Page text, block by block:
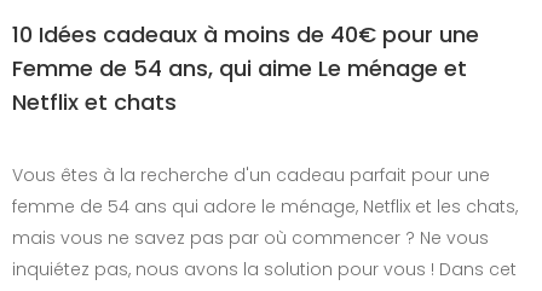
10 Idées cadeaux à moins de 40€ pour une
Femme de 54 ans, qui aime Le ménage et
Netflix et chats
Vous êtes à la recherche d'un cadeau parfait pour une
femme de 54 ans qui adore le ménage, Netflix et les chats,
mais vous ne savez pas par où commencer ? Ne vous
inquiétez pas, nous avons la solution pour vous ! Dans cet